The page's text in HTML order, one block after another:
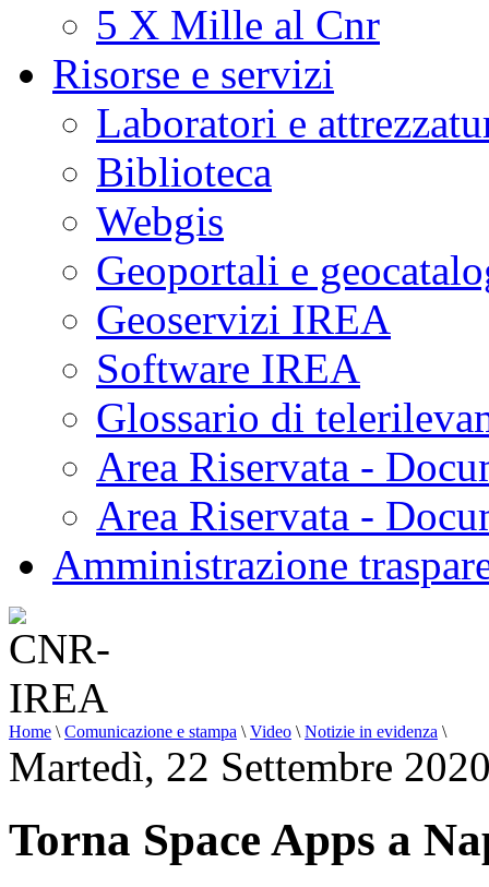
5 X Mille al Cnr
Risorse e servizi
Laboratori e
Biblioteca
Webgis
Geoportali e
Geoservizi IREA
Software IREA
Glossario di
Area Riservata -
Area Riservata -
Amministrazione
Home \ Comunicazione e stampa \ Video \ Notizie in evidenza \
Martedì, 22 Settembre
Torna Space Apps a